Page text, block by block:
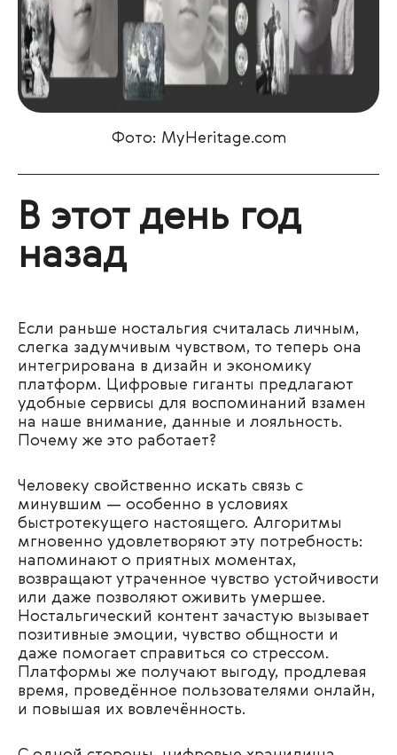
Фото: MyHeritage.com
В этот день год
назад
Если раньше ностальгия считалась личным,
слегка задумчивым чувством, то теперь она
интегрирована в дизайн и экономику
платформ. Цифровые гиганты предлагают
удобные сервисы для воспоминаний взамен
на наше внимание, данные и лояльность.
Почему же это работает?
Человеку свойственно искать связь с
минувшим — особенно в условиях
быстротекущего настоящего. Алгоритмы
мгновенно удовлетворяют эту потребность:
напоминают о приятных моментах,
возвращают утраченное чувство устойчивости
или даже позволяют оживить умершее.
Ностальгический контент зачастую вызывает
позитивные эмоции, чувство общности и
даже помогает справиться со стрессом.
Платформы же получают выгоду, продлевая
время, проведённое пользователями онлайн,
и повышая их вовлечённость.